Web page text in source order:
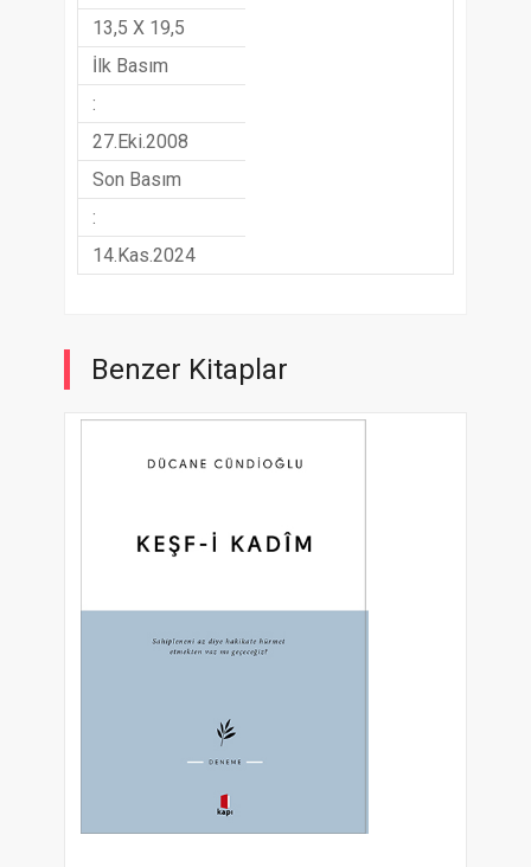
13,5 X 19,5
İlk Basım
:
27.Eki.2008
Son Basım
:
14.Kas.2024
Benzer Kitaplar